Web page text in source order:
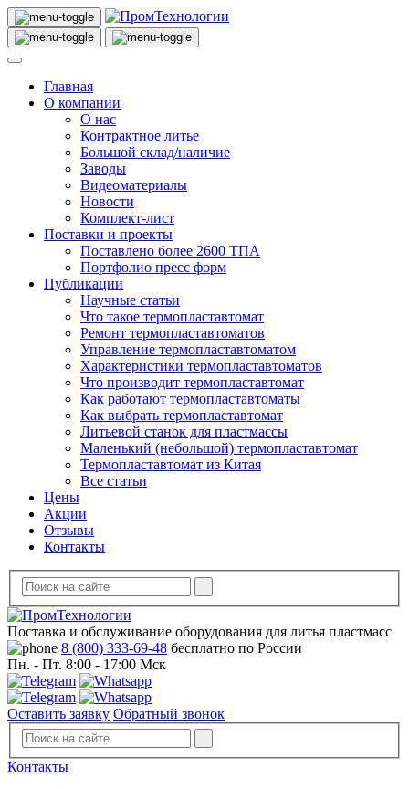
Главная
О компании
О нас
Контрактное литье
Большой склад/наличие
Заводы
Видеоматериалы
Новости
Комплект-лист
Поставки и проекты
Поставлено более 2600 ТПА
Портфолио пресс форм
Публикации
Научные статьи
Что такое термопластавтомат
Ремонт термопластавтоматов
Управление термопластавтоматом
Характеристики термопластавтоматов
Что производит термопластавтомат
Как работают термопластавтоматы
Как выбрать термопластавтомат
Литьевой станок для пластмассы
Маленький (небольшой) термопластавтомат
Термопластавтомат из Китая
Все статьи
Цены
Акции
Отзывы
Контакты
Поставка и обслуживание оборудования для литья пластмасс
8 (800) 333-69-48 бесплатно по России
Пн. - Пт. 8:00 - 17:00 Мск
Оставить заявку Обратный звонок
Контакты